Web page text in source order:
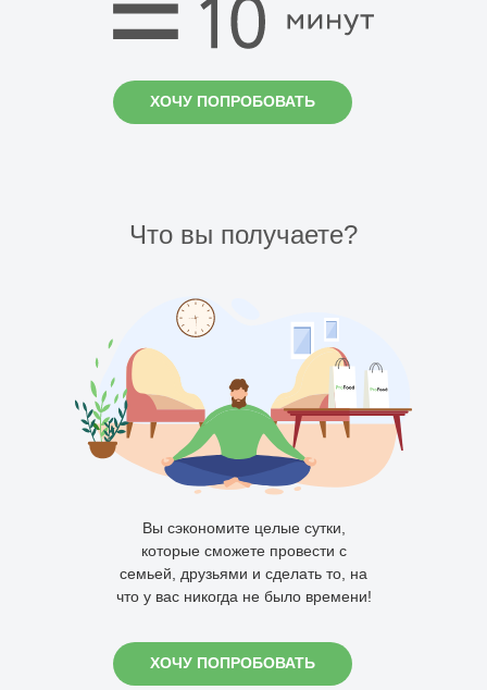
ХОЧУ ПОПРОБОВАТЬ
Что вы получаете?
ХОЧУ ПОПРОБОВАТЬ
Вы сэкономите целые сутки,
которые сможете провести с
семьей, друзьями и сделать то, на
что у вас никогда не было времени!